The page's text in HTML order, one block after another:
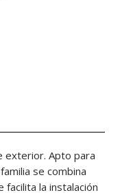
exterior. Apto para
se combina
facilita la instalación